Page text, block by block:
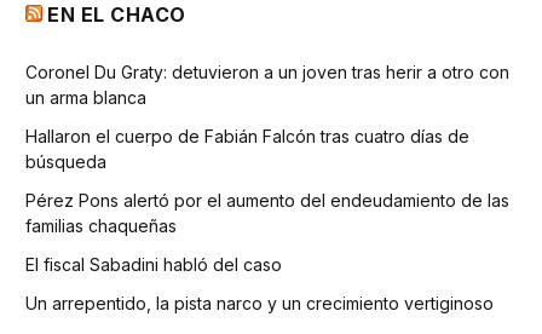
EN EL CHACO
Coronel Du Graty: detuvieron a un joven tras herir a otro con
un arma blanca
Hallaron el cuerpo de Fabián Falcón tras cuatro días de
búsqueda
Pérez Pons alertó por el aumento del endeudamiento de las
familias chaqueñas
El fiscal Sabadini habló del caso
Un arrepentido, la pista narco y un crecimiento vertiginoso